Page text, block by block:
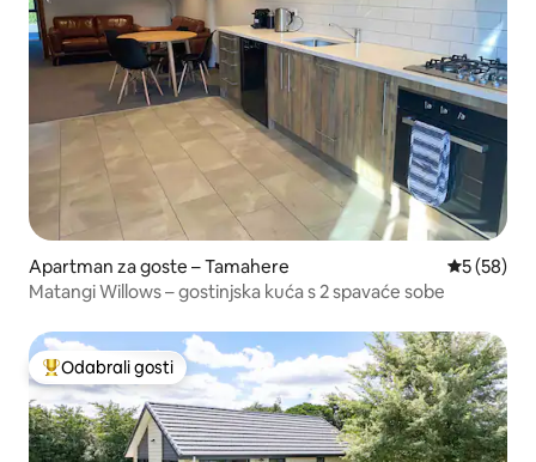
Apartman za goste – Tamahere Prosječna
5 (58)
Matangi Willows – gostinjska kuća s 2 spavaće sobe
Među najviše rangiranima s oznakom „Odabrali gosti”
Odabrali gosti